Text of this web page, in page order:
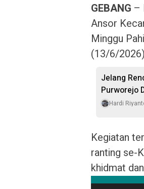
GEBANG –
Ansor
Minggu
(13/6/
Jelang
Purworejo
Hardi
Kegiatan
ranting se-
khidmat